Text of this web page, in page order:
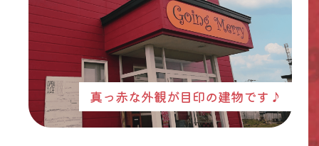
真っ赤な外観が目印の建物です♪